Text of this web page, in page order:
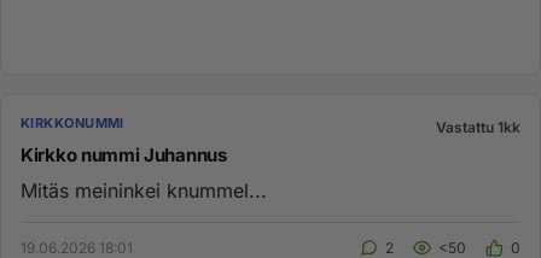
KIRKKONUMMI Vastattu 1kk
Kirkko nummi Juhannus
Mitäs meininkei knummel...
19.06.2026 18:01 2 <50 0